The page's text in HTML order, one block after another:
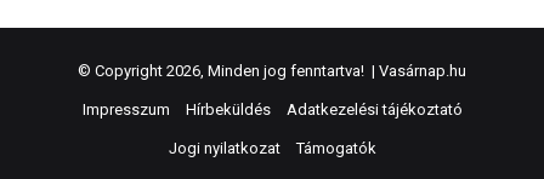
© Copyright 2026, Minden jog fenntartva! | Vasárnap.hu
Impresszum Hírbeküldés Adatkezelési tájékoztató
Jogi nyilatkozat Támogatók